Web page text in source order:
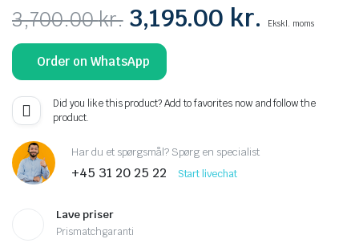
3,700.00kr. Den
oprindelige
pris
var:
3,700.00 kr..
3,195.00 kr. Den
er:
Ekskl. moms
Order on WhatsApp
Did you like this product? Add to favorites now and follow the
product.
Har du et spørgsmål? Spørg en specialist
+45 31 20 25 22 Start livechat
Lave priser
Prismatchgaranti